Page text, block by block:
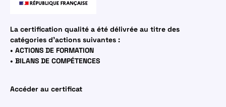
La certification qualité a été délivrée au titre des
catégories d’actions suivantes :
• ACTIONS DE FORMATION
• BILANS DE COMPÉTENCES
Accéder au certificat